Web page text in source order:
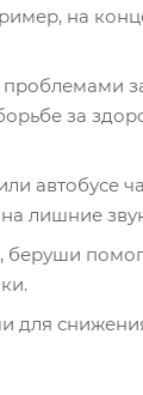
на
за
автобусе
лишние